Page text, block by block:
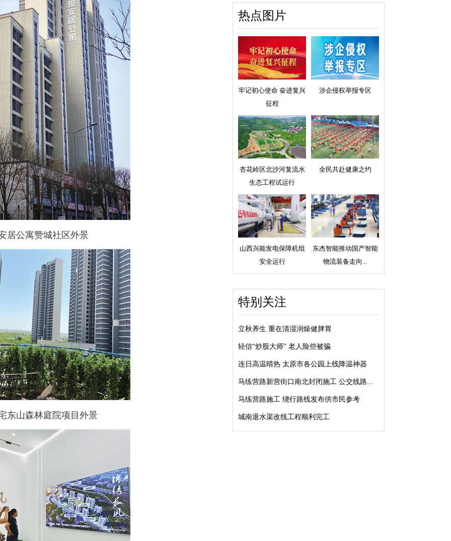
居公寓赞城社区外景
东山森林庭院项目外景
热点图片
牢记初心使命 奋进复兴
征程
涉企侵权举报专区
杏花岭区北沙河复流水
生态工程试运行
全民共赴健康之约
山西兴能发电保障机组
安全运行
东杰智能推动国产智能
物流装备走向...
特别关注
立秋养生 重在清湿润燥健脾胃
轻信“炒股大师” 老人险些被骗
连日高温晴热 太原市各公园上线降温神器
马练营路新营街口南北封闭施工 公交线路...
马练营路施工 绕行路线发布供市民参考
城南退水渠改线工程顺利完工